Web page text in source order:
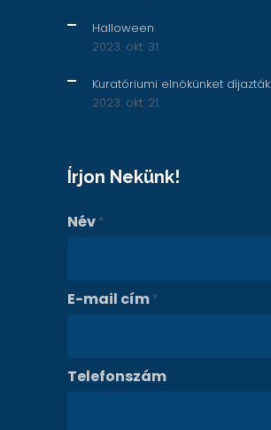
Halloween
2023. okt. 31.
Kuratóriumi elnökünket díjazták
2023. okt. 21.
Írjon Nekünk!
Név *
E-mail cím *
Telefonszám